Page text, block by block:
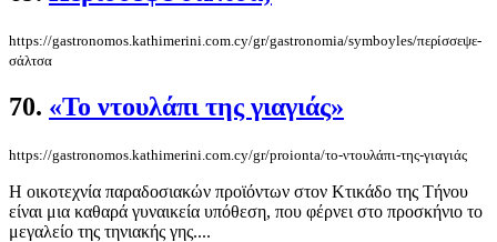
https://gastronomos.kathimerini.com.cy/gr/gastronomia/symboyles/περίσσεψε-
σάλτσα
70. «Το ντουλάπι της γιαγιάς»
https://gastronomos.kathimerini.com.cy/gr/proionta/το-ντουλάπι-της-γιαγιάς
Η οικοτεχνία παραδοσιακών προϊόντων στον Κτικάδο της Τήνου
είναι μια καθαρά γυναικεία υπόθεση, που φέρνει στο προσκήνιο το
μεγαλείο της τηνιακής γης....